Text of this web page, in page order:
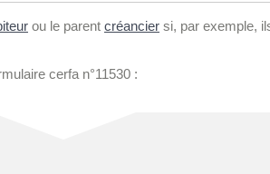
ou le parent créancier si, par exemple,
cerfa n°11530 :